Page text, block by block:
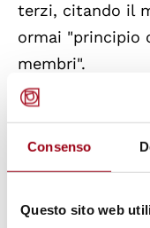
Consenso
Questo sito web
terzi, citando il
ormai "principio
membri".
tuttavia non
nel testo
Stati hanno